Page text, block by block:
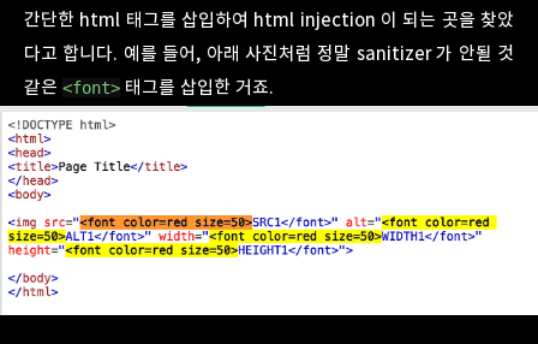
간단한 html 태그를 삽입하여 html injection 이 되는 곳을 찾았
다고 합니다. 예를 들어, 아래 사진처럼 정말 sanitizer 가 안될 것
같은 <font> 태그를 삽입한 거죠.